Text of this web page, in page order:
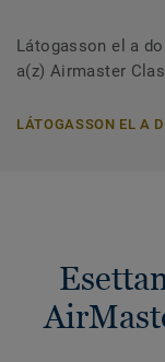
Látogasson el a
a(z) Airmaster
LÁTOGASSON EL A